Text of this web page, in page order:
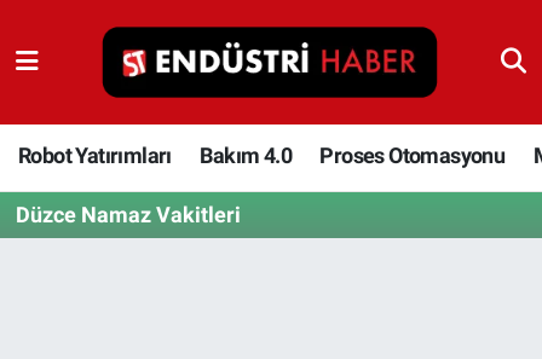
Robot Yatırımları Bakım 4.0 Proses Otomasyonu
Düzce Namaz Vakitleri
Robot Yatırımları
Bakım 4.0
Proses Otomasyonu